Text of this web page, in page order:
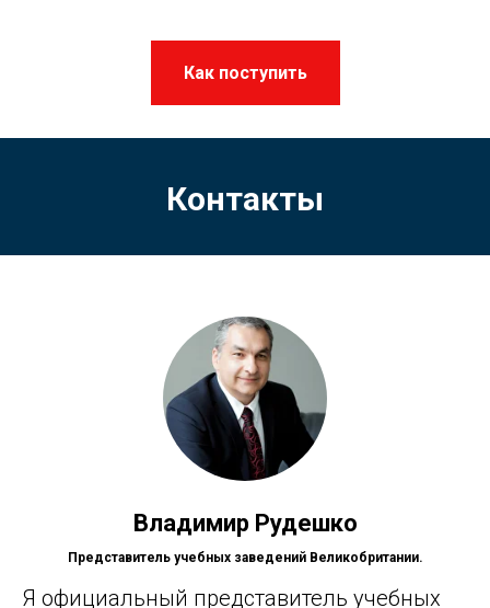
Как поступить
Контакты
Владимир Рудешко
Представитель учебных заведений Великобритании.
Я официальный представитель учебных